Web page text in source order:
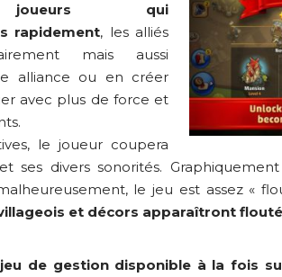
joueurs qui
rapidement, les alliés
mais aussi
alliance ou en créer
avec plus de force et
le joueur coupera
ses divers sonorités.
le jeu est assez «
et décors apparaîtront
de gestion disponible à la fois